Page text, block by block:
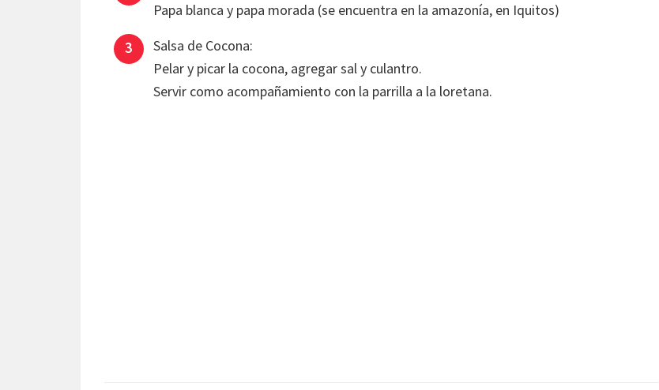
Papa blanca y papa morada (se encuentra en la amazonía, en Iquitos)
Salsa de Cocona:
Pelar y picar la cocona, agregar sal y culantro.
Servir como acompañamiento con la parrilla a la loretana.